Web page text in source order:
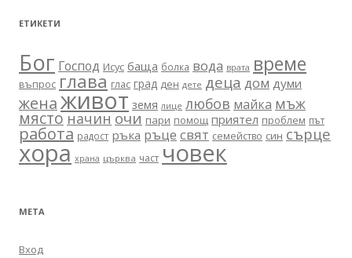
ЕТИКЕТИ
Бог Господ Исус баща болка вода врата време
въпрос глава глас град ден дете деца дом думи
женаживот земя лице любов майка мъж
мястоначиночи пари помощ приятел проблем път
работа радост ръка ръце свят семейство син сърце
хора храна църква част човек
МЕТА
Вход